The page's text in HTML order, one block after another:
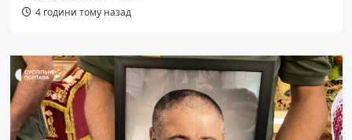
4 години тому назад